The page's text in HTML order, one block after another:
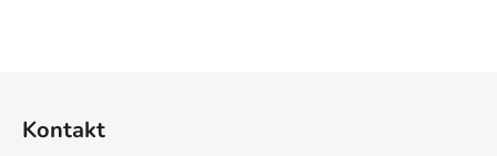
Kontakt